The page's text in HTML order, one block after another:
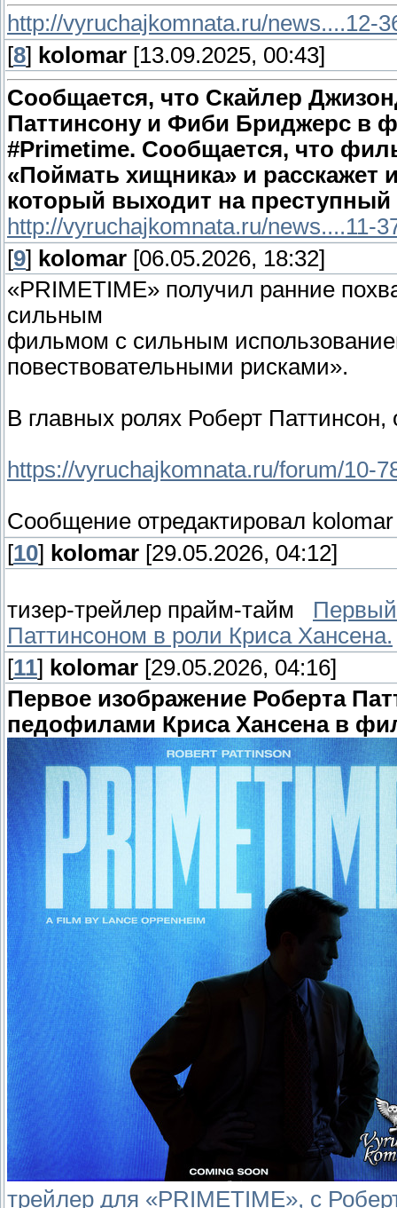
http://vyruchajkomnata.ru/news....12-
[8] kolomar [13.09.2025, 00:43]
Сообщается, что Скайлер
Паттинсону и Фиби Бриджерс в
#Primetime. Сообщается, что
«Поймать хищника» и расскажет
который выходит на преступный
http://vyruchajkomnata.ru/news....11-
[9] kolomar [06.05.2026, 18:32]
«PRIMETIME» получил ранние
сильным
фильмом с сильным
повествовательными рисками».
В главных ролях Роберт
https://vyruchajkomnata.ru/forum/10-
Сообщение отредактировал kolomar
[10] kolomar [29.05.2026, 04:12]
тизер-трейлер прайм-тайм
Паттинсоном в роли Криса Хансена.
[11] kolomar [29.05.2026, 04:16]
Первое изображение Роберта
педофилами Криса Хансена в
трейлер для «PRIMETIME», с